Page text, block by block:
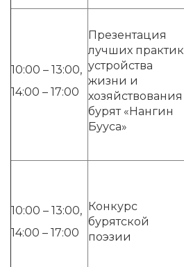
10:00 – 13:00,
14:00 – 17:00
Презентация
лучших практик
устройства
жизни и
хозяйствования
бурят «Нангин
Бууса»
10:00 – 13:00,
14:00 – 17:00
Конкурс
бурятской
поэзии